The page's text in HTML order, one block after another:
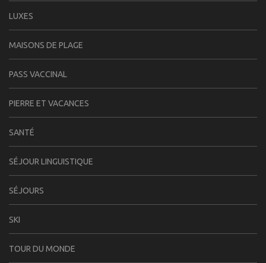
LUXES
MAISONS DE PLAGE
PASS VACCINAL
PIERRE ET VACANCES
SANTÉ
SÉJOUR LINGUISTIQUE
SÉJOURS
SKI
TOUR DU MONDE